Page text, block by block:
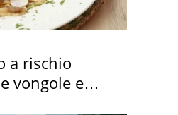
a rischio
vongole e